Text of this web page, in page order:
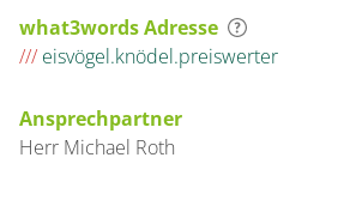
what3words Adresse
/// eisvögel.knödel.preiswerter
Ansprechpartner
Herr Michael Roth